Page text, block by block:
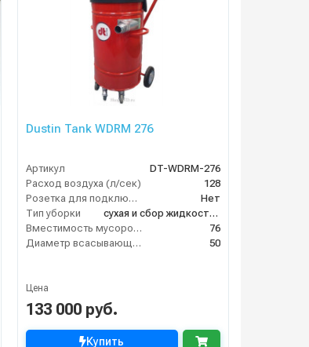
Dustin Tank WDRM 276
Артикул
DT-WDRM-276
Расход воздуха (л/сек)
128
Розетка для подключения инструмента
Нет
Тип уборки
сухая и сбор жидкостей
Вместимость мусоросборника (л)
76
Диаметр всасывающего отверстия (мм)
50
Цена
133 000 руб.
Купить